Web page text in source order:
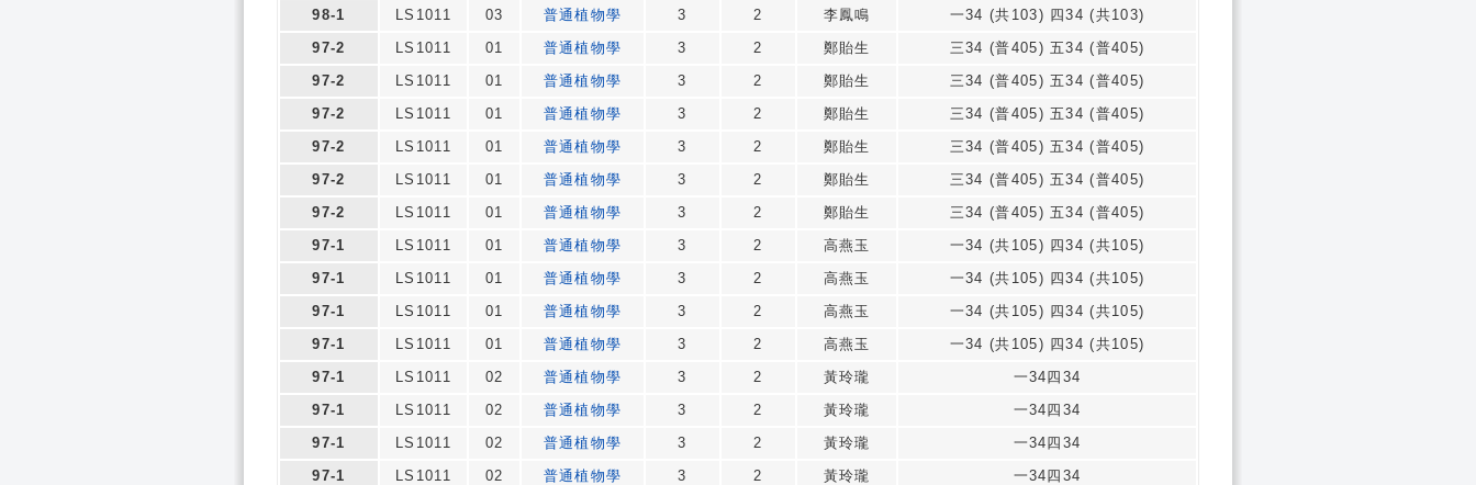
98-1
LS1011 03 普通植物學 3 2 李鳳鳴
一34 (共103) 四34 (共103)
97-2
LS1011 01 普通植物學 3 2 鄭貽生
三34 (普405) 五34 (普405)
97-2
LS1011 01 普通植物學 3 2 鄭貽生
三34 (普405) 五34 (普405)
97-2
LS1011 01 普通植物學 3 2 鄭貽生
三34 (普405) 五34 (普405)
97-2
LS1011 01 普通植物學 3 2 鄭貽生
三34 (普405) 五34 (普405)
97-2
LS1011 01 普通植物學 3 2 鄭貽生
三34 (普405) 五34 (普405)
97-2
LS1011 01 普通植物學 3 2 鄭貽生
三34 (普405) 五34 (普405)
97-1
LS1011 01 普通植物學 3 2 高燕玉
一34 (共105) 四34 (共105)
97-1
LS1011 01 普通植物學 3 2 高燕玉
一34 (共105) 四34 (共105)
97-1
LS1011 01 普通植物學 3 2 高燕玉
一34 (共105) 四34 (共105)
97-1
LS1011 01 普通植物學 3 2 高燕玉
一34 (共105) 四34 (共105)
97-1
LS1011 02 普通植物學 3 2 黃玲瓏
一34四34
97-1
LS1011 02 普通植物學 3 2 黃玲瓏
一34四34
97-1
LS1011 02 普通植物學 3 2 黃玲瓏
一34四34
97-1
LS1011 02 普通植物學 3 2 黃玲瓏
一34四34